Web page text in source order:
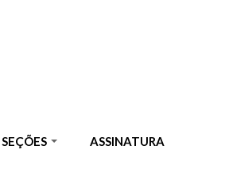
SEÇÕES ASSINATURA